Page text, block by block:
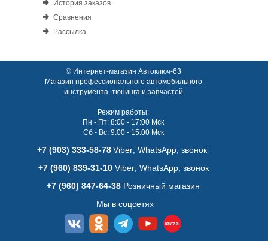
История заказов
Сравнения
Рассылка
© Интернет-магазин Автоключ-63
Магазин профессионального автомобильного
инструмента, тюнинга и запчастей
Режим работы:
Пн - Пт: 8:00 - 17:00 Мск
Сб - Вс: 9:00 - 15:00 Мск
+7 (903) 333-58-78 Viber; WhatsАpp; звонок
+7 (960) 839-31-10Viber; WhatsАpp; звонок
+7 (960) 847-64-38 Розничный магазин
Мы в соцсетях